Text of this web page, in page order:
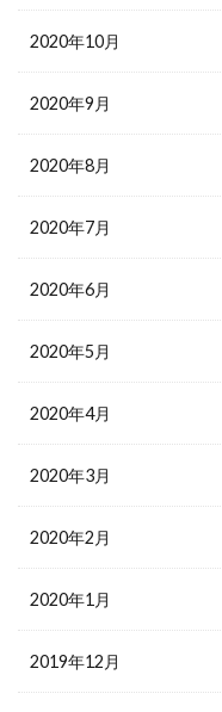
2020年10月
2020年9月
2020年8月
2020年7月
2020年6月
2020年5月
2020年4月
2020年3月
2020年2月
2020年1月
2019年12月